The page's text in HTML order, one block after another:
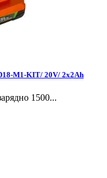
M1-KIT/ 20V/ 2x2Ah
1500...